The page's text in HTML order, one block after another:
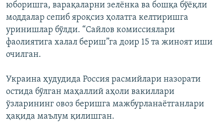
юборишга, варақаларни зелёнка ва бошқа бўёқли
моддалар сепиб яроқсиз ҳолатга келтиришга
уринишлар бўлди. “Cайлов комиссиялари
фаолиятига халал бериш”га доир 15 та жиноят иши
очилган.
Украина ҳудудида Россия расмийлари назорати
остида бўлган маҳаллий аҳоли вакиллари
ўзларининг овоз беришга мажбурланаётганлари
ҳақида маълум қилишган.